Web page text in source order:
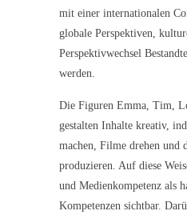
mit einer internationalen
globale Perspektiven,
Perspektivwechsel
werden.
Die Figuren Emma, Tim,
gestalten Inhalte kreativ,
machen, Filme drehen und
produzieren. Auf diese
und Medienkompetenz als
Kompetenzen sichtbar.